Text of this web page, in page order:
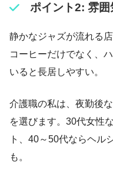
ポイント2: 雰
静かなジャズが流れる
コーヒーだけでなく、
いると長居しやすい。
介護職の私は、夜勤後
を選びます。30代女性
ト、40～50代ならヘル
も。